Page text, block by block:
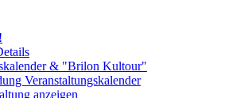
& "Brilon Kultour"
Veranstaltungskalender
anzeigen